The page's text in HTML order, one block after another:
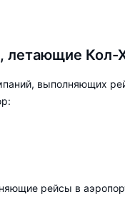
летающие Кол-
выполняющих
рейсы в